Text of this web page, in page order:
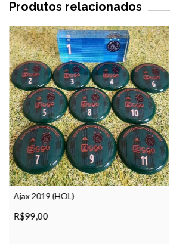
Produtos relacionados
Ajax 2019 (HOL)
R$99,00